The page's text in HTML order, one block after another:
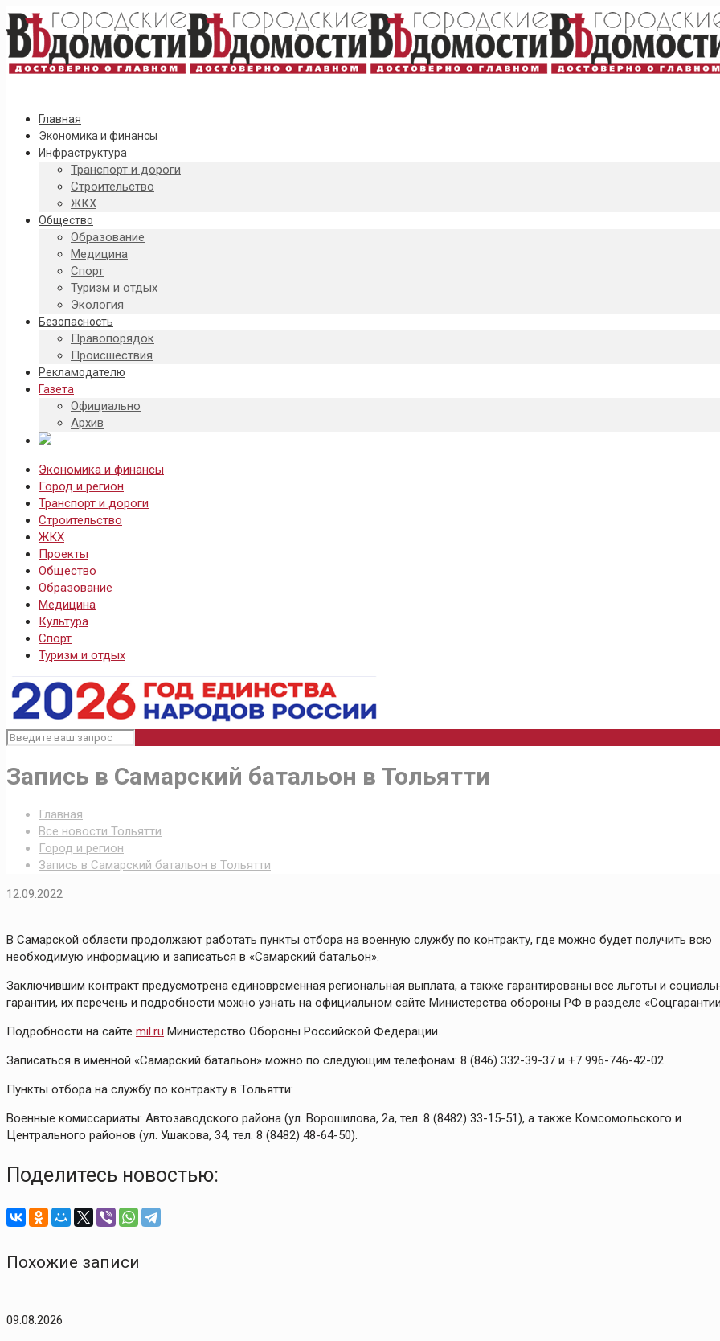
Главная
Экономика и финансы
Инфраструктура
Транспорт и дороги
Строительство
ЖКХ
Общество
Образование
Медицина
Спорт
Туризм и отдых
Экология
Безопасность
Правопорядок
Происшествия
Рекламодателю
Газета
Официально
Архив
Экономика и финансы
Город и регион
Транспорт и дороги
Строительство
ЖКХ
Проекты
Общество
Образование
Медицина
Культура
Спорт
Туризм и отдых
Запись в Самарский батальон в Тольятти
Главная
Все новости Тольятти
Город и регион
Запись в Самарский батальон в Тольятти
12.09.2022
В Самарской области продолжают работать пункты отбора на военную службу по контракту, где можно будет получить всю
необходимую информацию и записаться в «Самарский батальон».
Заключившим контракт предусмотрена единовременная региональная выплата, а также гарантированы все льготы и
гарантии, их перечень и подробности можно узнать на официальном сайте Министерства обороны РФ в разделе
Подробности на сайте mil.ru Министерство Обороны Российской Федерации.
Записаться в именной «Самарский батальон» можно по следующим телефонам: 8 (846) 332-39-37 и +7 996-746-42-02.
Пункты отбора на службу по контракту в Тольятти:
Военные комиссариаты: Автозаводского района (ул. Ворошилова, 2а, тел. 8 (8482) 33-15-51), а также Комсомольского и
Центрального районов (ул. Ушакова, 34, тел. 8 (8482) 48-64-50).
Поделитесь новостью:
Похожие записи
09.08.2026